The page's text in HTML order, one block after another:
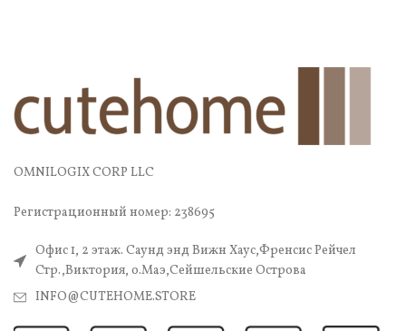
OMNILOGIX CORP LLC
Регистрационный номер: 238695
Офис 1, 2 этаж. Саунд энд Вижн Хаус,Френсис Рейчел
Стр.,Виктория, о.Маэ,Сейшельские Острова
INFO@CUTEHOME.STORE